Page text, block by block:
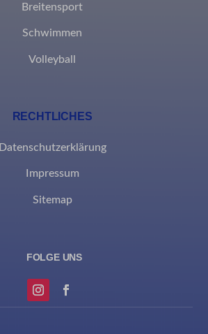
Breitensport
Schwimmen
Volleyball
RECHTLICHES
Datenschutzerklärung
Impressum
Sitemap